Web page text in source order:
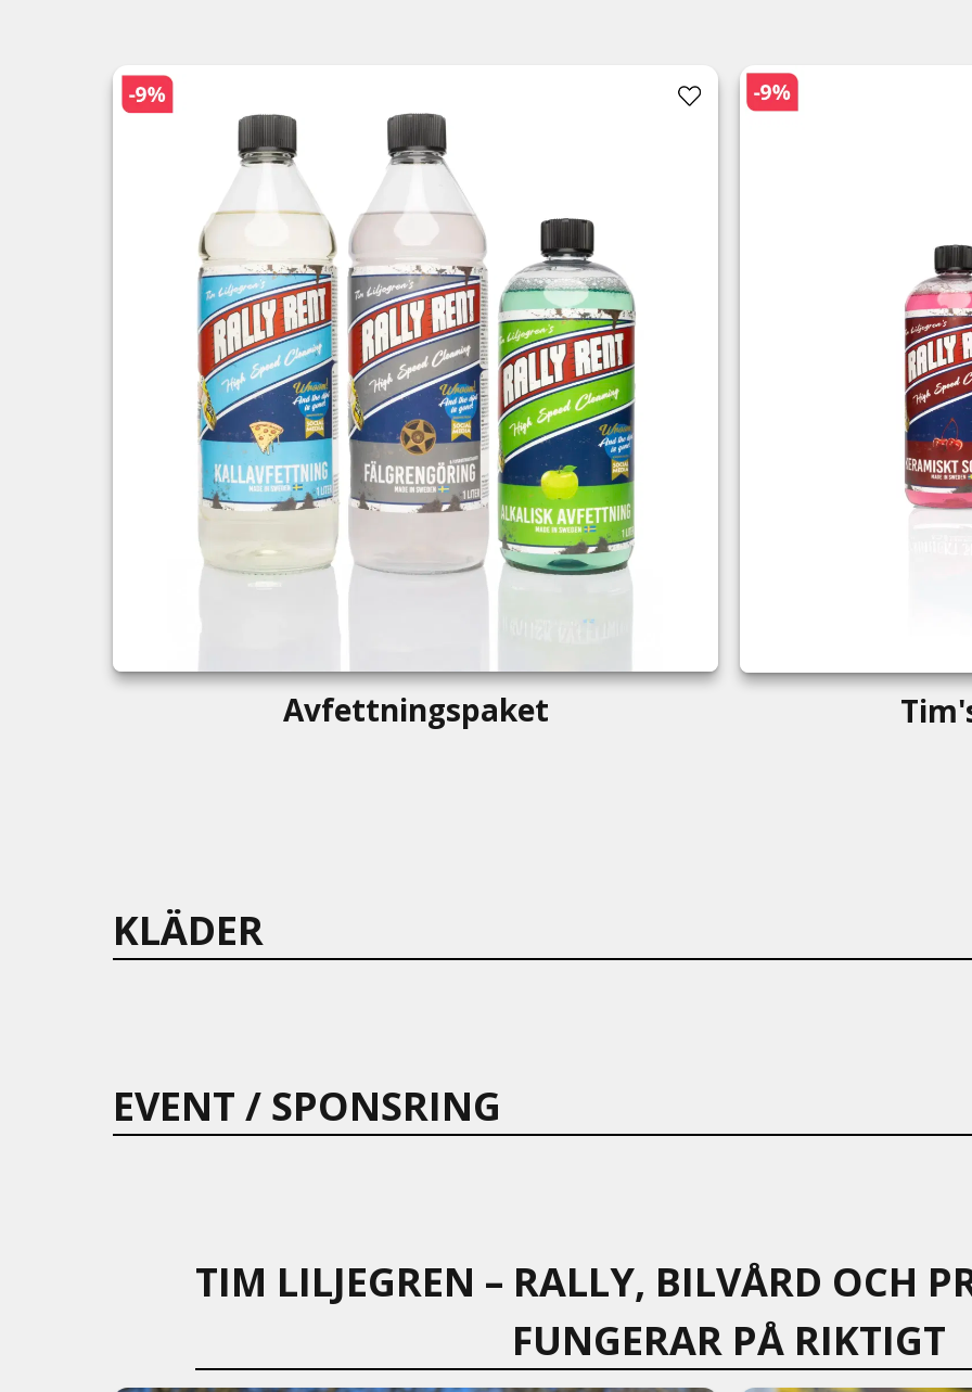
Avfettningspaket
KLÄDER
EVENT / SPONSRING
TIM LILJEGREN – RALLY, BILVÅRD OCH
FUNGERAR PÅ RIKTIGT